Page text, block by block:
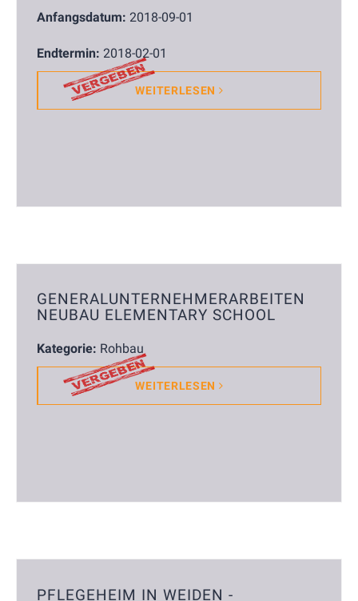
Anfangsdatum: 2018-09-01
Endtermin: 2018-02-01
WEITERLESEN
GENERALUNTERNEHMERARBEITEN
NEUBAU ELEMENTARY SCHOOL
Kategorie: Rohbau
WEITERLESEN
PFLEGEHEIM IN WEIDEN -